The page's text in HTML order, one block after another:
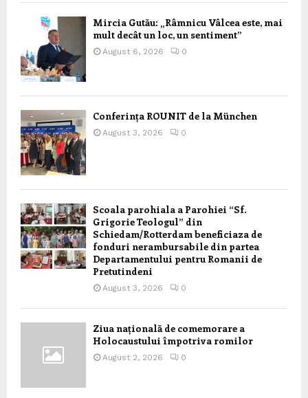
Mircia Gutău: „Râmnicu Vâlcea este, mai
mult decât un loc, un sentiment”
August 6, 2026 0
Conferința ROUNIT de la München
August 3, 2026 0
Scoala parohiala a Parohiei “Sf.
Grigorie Teologul” din
Schiedam/Rotterdam beneficiaza de
fonduri nerambursabile din partea
Departamentului pentru Romanii de
Pretutindeni
August 3, 2026 0
Ziua națională de comemorare a
Holocaustului împotriva romilor
August 2, 2026 0